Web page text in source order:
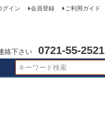
グイン 会員登録 ご利用ガイド
絡下さい 0721-55-2521